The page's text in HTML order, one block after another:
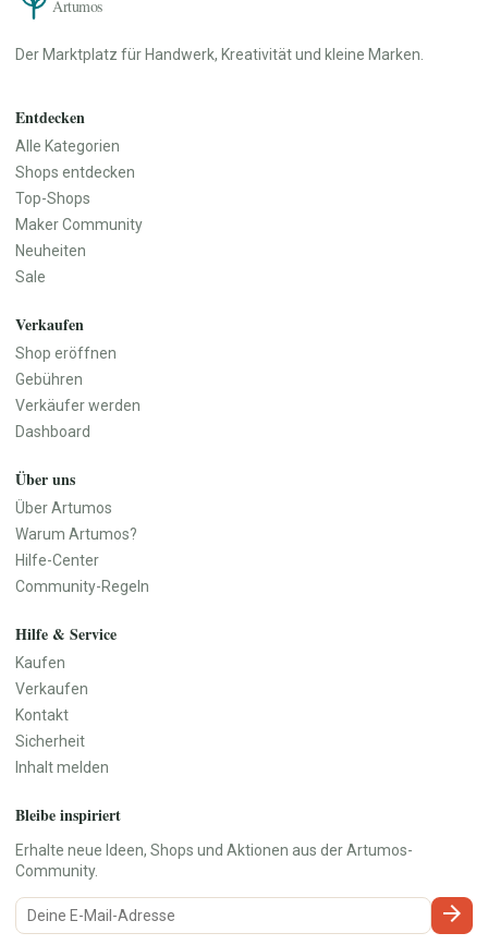
Artumos
Der Marktplatz für Handwerk, Kreativität und kleine Marken.
Entdecken
Alle Kategorien
Shops entdecken
Top-Shops
Maker Community
Neuheiten
Sale
Verkaufen
Shop eröffnen
Gebühren
Verkäufer werden
Dashboard
Über uns
Über Artumos
Warum Artumos?
Hilfe-Center
Community-Regeln
Hilfe & Service
Kaufen
Verkaufen
Kontakt
Sicherheit
Inhalt melden
Bleibe inspiriert
Erhalte neue Ideen, Shops und Aktionen aus der Artumos-
Community.
arrow_forward